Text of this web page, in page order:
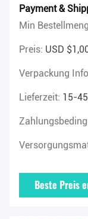
Payment &
Min
Preis: USD
Verpackung
Lieferzeit: 15-
Beste Preis